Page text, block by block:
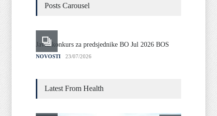
Posts Carousel
Javni konkurs za predsjednike BO Jul 2026 BOS
NOVOSTI 23/07/2026
Latest From Health